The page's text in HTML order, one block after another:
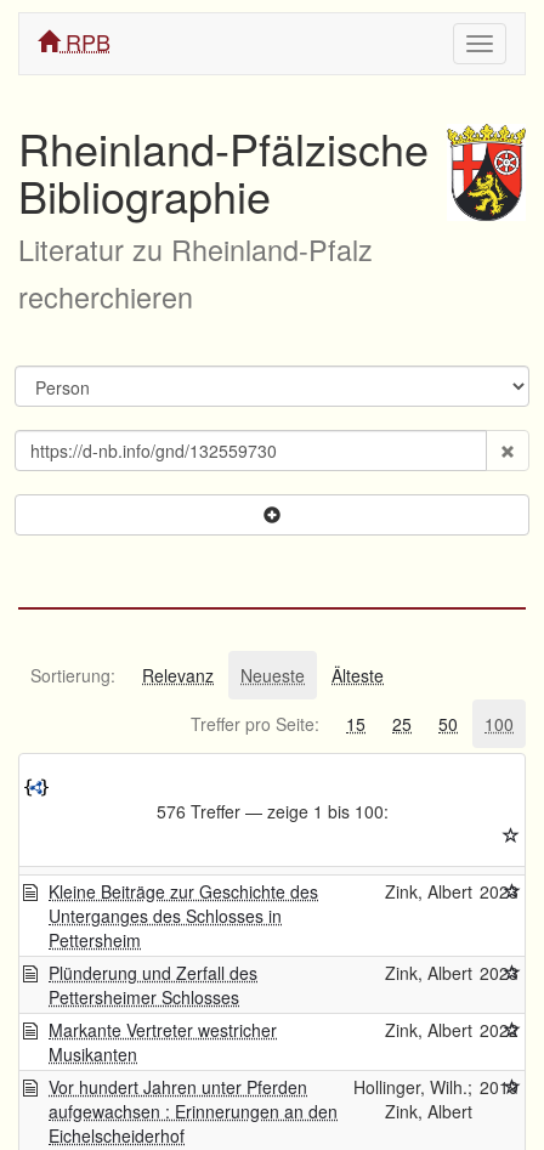
ein/
RPB
Rheinland-Pfälzische
Bibliographie
Literatur zu Rheinland-Pfalz
recherchieren
Sortierung: Relevanz Neueste
Älteste
Treffer pro Seite:
15 25 50 100
576 Treffer — zeige 1 bis 100:
Kleine Beiträge zur Geschichte des
Unterganges des Schlosses in
Pettersheim
Zink, Albert 2023
Plünderung und Zerfall des
Pettersheimer Schlosses
Zink, Albert 2023
Markante Vertreter westricher
Musikanten
Zink, Albert 2022
Vor hundert Jahren unter Pferden
aufgewachsen : Erinnerungen an den
Eichelscheiderhof
Hollinger, Wilh.;
Zink, Albert
2019